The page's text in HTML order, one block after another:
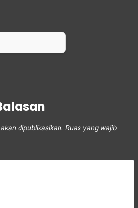
dipublikasikan. Ruas yang wajib